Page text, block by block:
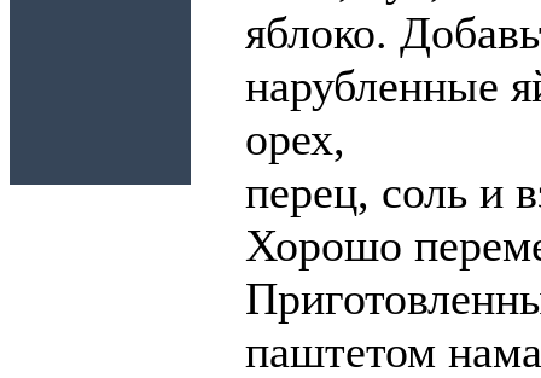
яблоко.
нарубленные
орех,
перец, соль и
Хорошо
паштетом